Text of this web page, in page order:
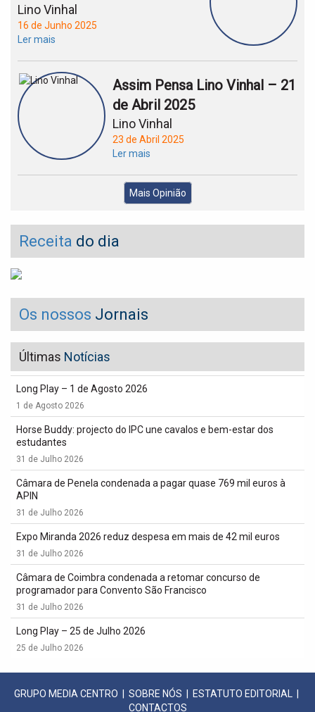
Lino Vinhal
16 de Junho 2025
Ler mais
Assim Pensa Lino Vinhal – 21
de Abril 2025
Lino Vinhal
23 de Abril 2025
Ler mais
Mais Opinião
Receita do dia
Os nossos Jornais
Últimas Notícias
Long Play – 1 de Agosto 2026
1 de Agosto 2026
Horse Buddy: projecto do IPC une cavalos e bem-estar dos
estudantes
31 de Julho 2026
Câmara de Penela condenada a pagar quase 769 mil euros à
APIN
31 de Julho 2026
Expo Miranda 2026 reduz despesa em mais de 42 mil euros
31 de Julho 2026
Câmara de Coimbra condenada a retomar concurso de
programador para Convento São Francisco
31 de Julho 2026
Long Play – 25 de Julho 2026
25 de Julho 2026
GRUPO MEDIA CENTRO SOBRE NÓS ESTATUTO EDITORIAL
CONTACTOS